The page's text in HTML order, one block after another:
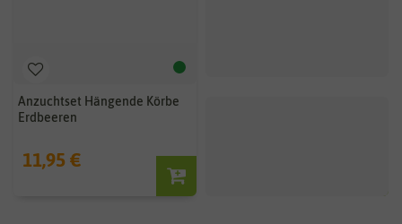
Anzuchtset Hängende Körbe
Erdbeeren
11,95 €